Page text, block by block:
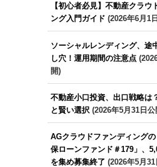
【初心者必見】不動産クラウ
ング入門ガイド (2026年6月1
ソーシャルレンディング、途
し穴！運用期間の注意点
開)
不動産小口投資、出口戦略は
と賢い選択(2026年5月31日公
AGクラウドファンディング
保ローンファンド＃179」、
を集め募集終了 (2026年5月